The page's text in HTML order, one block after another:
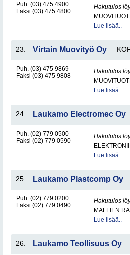
Puh. (03) 475 4900
Faksi (03) 475 4800
Hakutulos
Lue lisää..
23. Virtain Muovityö Oy
Puh. (03) 475 9869
Faksi (03) 475 9808
Hakutulos
Lue lisää..
24. Laukamo Electromec Oy
Puh. (02) 779 0500
Faksi (02) 779 0590
Hakutulos
Lue lisää..
25. Laukamo Plastcomp Oy
Puh. (02) 779 0200
Faksi (02) 779 0490
Hakutulos
MALLIEN
Lue lisää..
26. Laukamo Teollisuus Oy